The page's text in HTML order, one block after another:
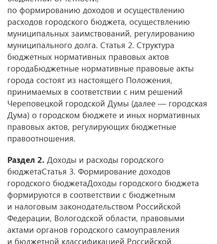
по формированию доходов и осуществлению
расходов городского бюджета, осуществлению
муниципальных заимствований, регулированию
муниципального долга. Статья 2. Структура
бюджетных нормативных правовых актов
городаБюджетные нормативные правовые акты
города состоят из настоящего Положения,
принимаемых в соответствии с ним решений
Череповецкой городской Думы (далее — городская
Дума) о городском бюджете и иных нормативных
правовых актов, регулирующих бюджетные
правоотношения.
Раздел 2. Доходы и расходы городского
бюджетаСтатья 3. Формирование доходов
городского бюджетаДоходы городского бюджета
формируются в соответствии с бюджетным
и налоговым законодательством Российской
Федерации, Вологодской области, правовыми
актами органов городского самоуправления
и бюджетной классификацией Российской